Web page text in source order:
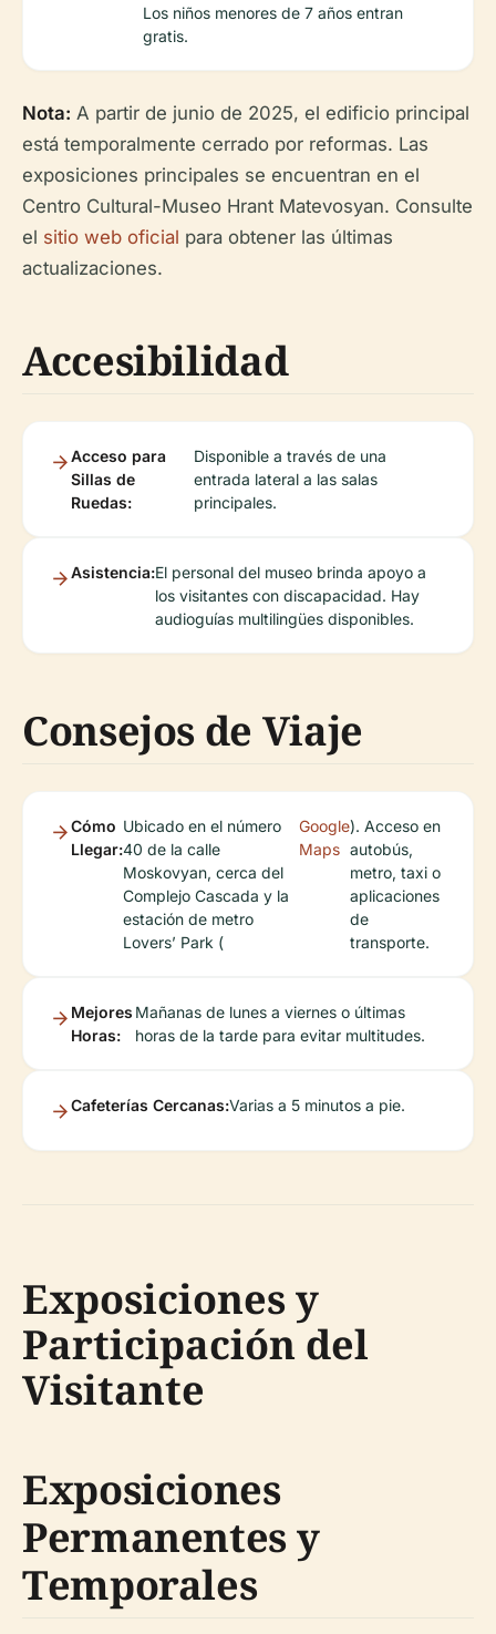
Los niños menores de 7 años entran
gratis.
Nota: A partir de junio de 2025, el edificio principal
está temporalmente cerrado por reformas. Las
exposiciones principales se encuentran en el
Centro Cultural-Museo Hrant Matevosyan. Consulte
el sitio web oficial para obtener las últimas
actualizaciones.
Accesibilidad
Acceso para
Sillas de
Ruedas:
Disponible a través de una
entrada lateral a las salas
principales.
Asistencia:El personal del museo brinda apoyo a
los visitantes con discapacidad. Hay
audioguías multilingües disponibles.
Consejos de Viaje
Cómo
Llegar:
Ubicado en el número
40 de la calle
Moskovyan, cerca del
Complejo Cascada y la
estación de metro
Lovers’ Park (
Google
Maps
). Acceso en
autobús,
metro, taxi o
aplicaciones
de
transporte.
Mejores
Horas:
Mañanas de lunes a viernes o últimas
horas de la tarde para evitar multitudes.
Cafeterías Cercanas:Varias a 5 minutos a pie.
Exposiciones y
Participación del
Visitante
Exposiciones
Permanentes y
Temporales